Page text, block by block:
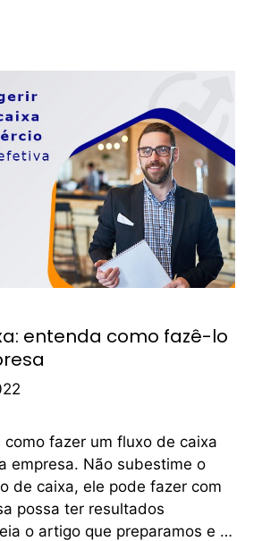
entenda como fazê-lo
como fazer um fluxo de caixa
empresa. Não subestime o
de caixa, ele pode fazer com
possa ter resultados
o artigo que preparamos e …